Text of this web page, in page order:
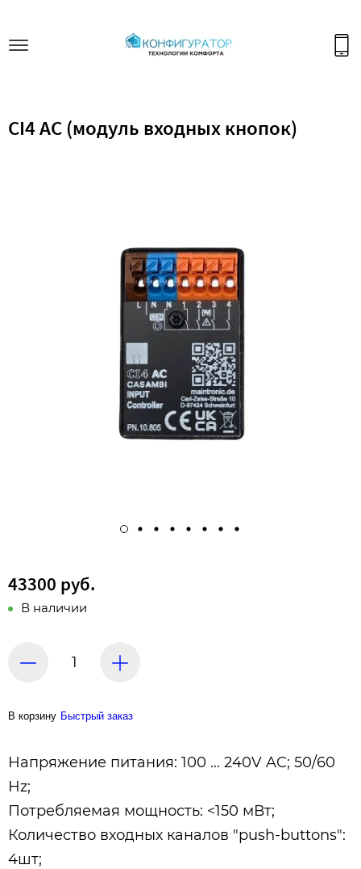
CI4 AC (модуль входных кнопок)
43300 руб.
В наличии
В корзину Быстрый заказ
Напряжение питания: 100 ... 240V AC; 50/60
Hz;
Потребляемая мощность: <150 мВт;
Количество входных каналов "push-buttons":
4шт;